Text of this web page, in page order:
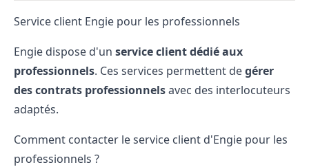
Service client Engie pour les professionnels
Engie dispose d'un service client dédié aux
professionnels. Ces services permettent degérer
des contrats professionnelsavec des interlocuteurs
adaptés.
Comment contacter le service client d'Engie pour les
professionnels ?